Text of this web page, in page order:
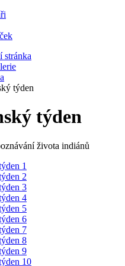
stránka
týden
týden
života indiánů